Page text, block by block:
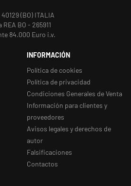
(BO) ITALIA
BO - 265911
84.000 Euro i.v.
INFORMACIÓN
Política de cookies
Política de privacidad
Condiciones Generales de Venta
Información para clientes y
proveedores
Avisos legales y derechos de
autor
Falsificaciones
Contactos